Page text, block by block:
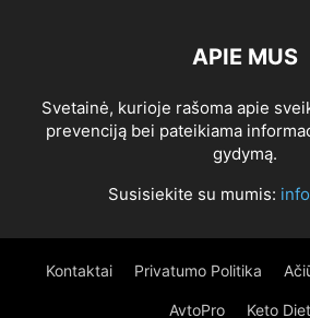
APIE MUS
Svetainė, kurioje rašoma apie
prevenciją bei pateikiama
gydymą.
Susisiekite su mumis:
Kontaktai Privatumo Politika
AvtoPro Keto